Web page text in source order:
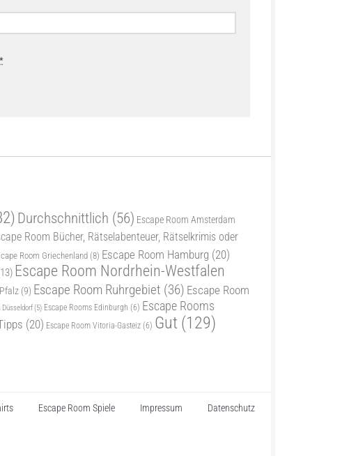
*
Durchschnittlich (56) Escape Room Amsterdam
Room Bücher, Rätselabenteuer, Rätselkrimis oder
Room Griechenland (8) Escape Room Hamburg (20)
Escape Room Nordrhein-Westfalen
(9) Escape Room Ruhrgebiet (36) Escape Room
Düsseldorf(5) Escape Rooms Edinburgh (6) Escape Rooms
(20) Escape Room Vitoria-Gasteiz (6) Gut (129)
Escape Room Spiele Impressum Datenschutz